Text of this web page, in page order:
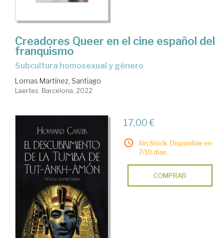
Creadores Queer en el cine español del
franquismo
subcultura homosexual y género
Lomas Martínez, Santiago
Laertes. Barcelona, 2022
17,00 €
Sin Stock. Disponible en
7/10 días.
COMPRAR